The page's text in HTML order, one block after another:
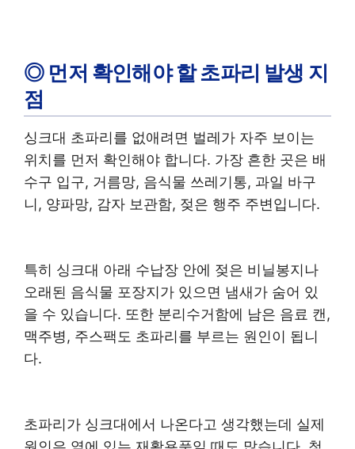
◎ 먼저 확인해야 할 초파리 발생 지
점
싱크대 초파리를 없애려면 벌레가 자주 보이는
위치를 먼저 확인해야 합니다. 가장 흔한 곳은 배
수구 입구, 거름망, 음식물 쓰레기통, 과일 바구
니, 양파망, 감자 보관함, 젖은 행주 주변입니다.
특히 싱크대 아래 수납장 안에 젖은 비닐봉지나
오래된 음식물 포장지가 있으면 냄새가 숨어 있
을 수 있습니다. 또한 분리수거함에 남은 음료 캔,
맥주병, 주스팩도 초파리를 부르는 원인이 됩니
다.
초파리가 싱크대에서 나온다고 생각했는데 실제